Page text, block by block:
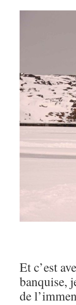
Et c’est
banquise,
de